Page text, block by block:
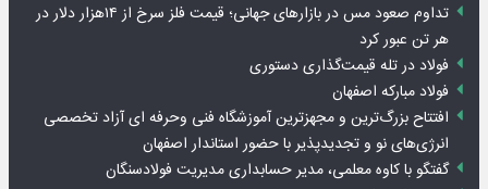
تداوم صعود مس در بازارهای جهانی؛ قیمت فلز سرخ از ۱۴هزار دلار در
هر تن عبور کرد
فولاد در تله قیمت‌گذاری دستوری
فولاد مبارکه اصفهان
افتتاح بزرگ‌ترین و مجهزترین آموزشگاه فنی وحرفه ای آزاد تخصصی
انرژی‌های نو و تجدیدپذیر با حضور استاندار اصفهان
گفتگو با کاوه معلمی، مدیر حسابداری مدیریت فولادسنگان